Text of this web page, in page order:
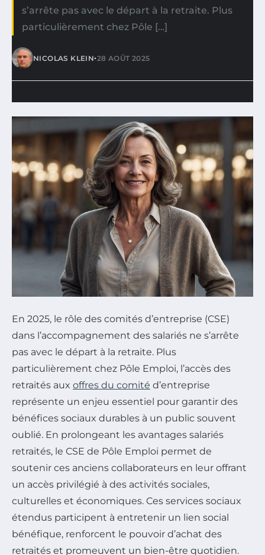
s’arrête pas avec le départ à la retraite. Plus
particulièrement chez Pôle […]
NICOLAS KLEIN•28 AOÛT 2025
En 2025, le rôle des comités d’entreprise (CSE)
dans l’accompagnement des salariés ne s’arrête
pas avec le départ à la retraite. Plus
particulièrement chez Pôle Emploi, l’accès des
retraités aux offres du comité d’entreprise
représente un enjeu essentiel pour garantir des
bénéfices sociaux durables à un public souvent
oublié. En prolongeant les avantages salariés
retraités, le CSE de Pôle Emploi permet de
soutenir ces anciens collaborateurs en leur offrant
un accès privilégié à des activités sociales,
culturelles et économiques. Ces services sociaux
étendus participent à entretenir un lien social
bénéfique, renforcent le pouvoir d’achat des
retraités et promeuvent un bien-être quotidien.